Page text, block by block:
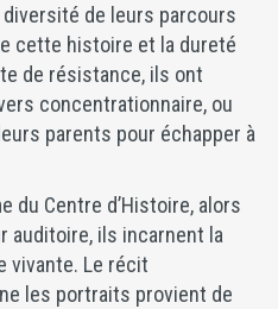
diversité de leurs parcours
cette histoire et la dureté
de résistance, ils ont
concentrationnaire, ou
parents pour échapper à
du Centre d’Histoire, alors
auditoire, ils incarnent la
vivante. Le récit
les portraits provient de